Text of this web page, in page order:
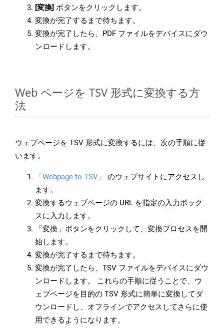
[変換] ボタンをクリックします。
変換が完了するまで待ちます。
変換が完了したら、PDF ファイルをデバイスにダウ
ンロードします。
Web ページを TSV 形式に変換する方
法
ウェブページを TSV 形式に変換するには、次の手順に従
います。
「Webpage to TSV」
のウェブサイトにアクセスし
ます。
変換するウェブページの URL を指定の入力ボック
スに入力します。
「変換」ボタンをクリックして、変換プロセスを開
始します。
変換が完了するまで待ちます。
変換が完了したら、TSV ファイルをデバイスにダウ
ンロードします。 これらの手順に従うことで、ウ
ェブページを目的の TSV 形式に簡単に変換してダ
ウンロードし、オフラインでアクセスしてさらに使
用できるようになります。